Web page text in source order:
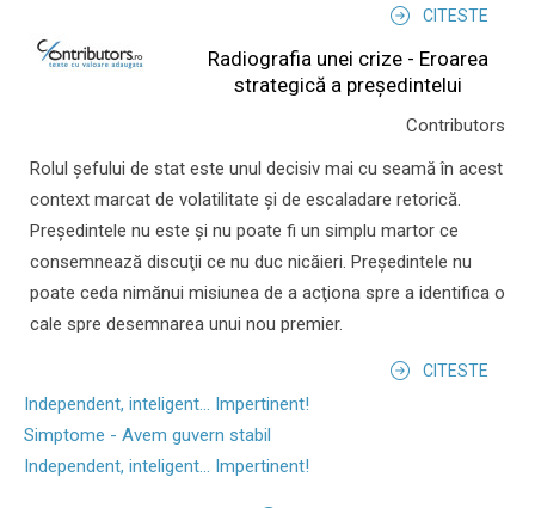
CITESTE
Radiografia unei crize - Eroarea
strategică a președintelui
Contributors
Rolul şefului de stat este unul decisiv mai cu seamă în acest
context marcat de volatilitate şi de escaladare retorică.
Preşedintele nu este şi nu poate fi un simplu martor ce
consemnează discuţii ce nu duc nicăieri. Preşedintele nu
poate ceda nimănui misiunea de a acţiona spre a identifica o
cale spre desemnarea unui nou premier.
CITESTE
Independent, inteligent... Impertinent!
Simptome - Avem guvern stabil
Independent, inteligent... Impertinent!